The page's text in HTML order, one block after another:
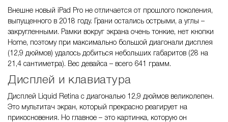
Внешне новый iPad Pro не отличается от прошлого поколения,
выпущенного в 2018 году. Грани остались острыми, а углы –
закругленными. Рамки вокруг экрана очень тонкие, нет кнопки
Home, поэтому при максимально большой диагонали дисплея
(12,9 дюймов) удалось добиться небольших габаритов (28 на
21,4 сантиметра). Вес девайса – всего 641 грамм.
Дисплей и клавиатура
Дисплей Liquid Retina с диагональю 12,9 дюймов великолепен.
Это мультитач экран, который прекрасно реагирует на
прикосновения. Но главное – это картинка, которую он